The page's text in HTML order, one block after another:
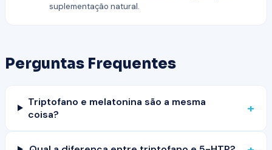
suplementação natural.
Perguntas Frequentes
Triptofano e melatonina são a mesma
coisa?
+